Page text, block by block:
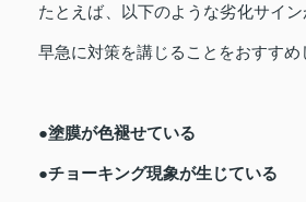
たとえば、以下のような劣化サイ
早急に対策を講じることをおすすめ
●塗膜が色褪せている
●チョーキング現象が生じている